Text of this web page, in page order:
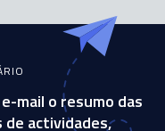
mail o resumo das
actividades,